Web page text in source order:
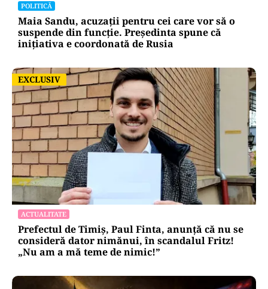
POLITICĂ
Maia Sandu, acuzații pentru cei care vor să o
suspende din funcție. Președinta spune că
inițiativa e coordonată de Rusia
EXCLUSIV
EXCLUSIV
ACTUALITATE
Prefectul de Timiș, Paul Finta, anunță că nu se
consideră dator nimănui, în scandalul Fritz!
„Nu am a mă teme de nimic!”